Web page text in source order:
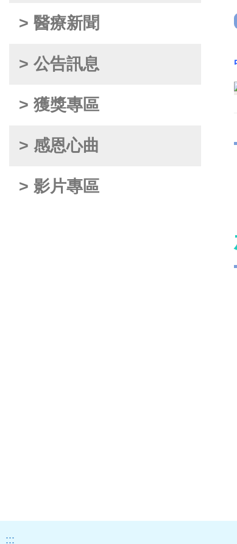
> 醫療新聞
> 公告訊息
> 獲獎專區
> 感恩心曲
> 影片專區
:::